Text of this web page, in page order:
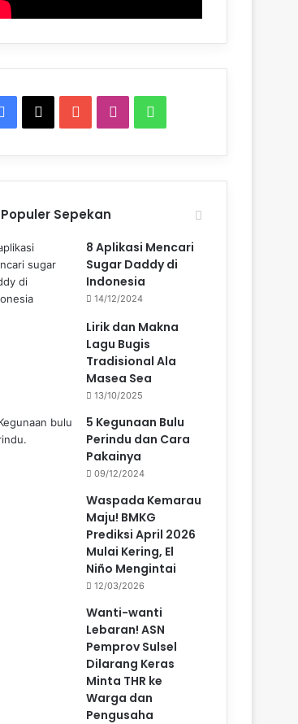
c
e
b
o
o
u
T
u
b
e
s
a
g
r
a
m
a
s
A
Populer Sepekan
8 Aplikasi Mencari
Sugar Daddy di
Indonesia
14/12/2024
Lirik dan Makna
Lagu Bugis
Tradisional Ala
Masea Sea
13/10/2025
5 Kegunaan Bulu
Perindu dan Cara
Pakainya
09/12/2024
Waspada Kemarau
Maju! BMKG
Prediksi April 2026
Mulai Kering, El
Niño Mengintai
12/03/2026
Wanti-wanti
Lebaran! ASN
Pemprov Sulsel
Dilarang Keras
Minta THR ke
Warga dan
Pengusaha